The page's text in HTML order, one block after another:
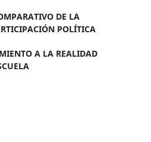
DE LA
POLÍTICA
A LA REALIDAD